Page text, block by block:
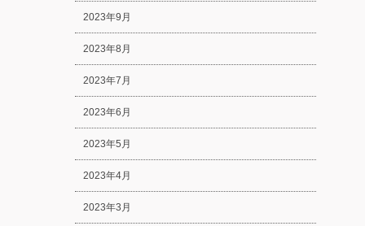
2023年9月
2023年8月
2023年7月
2023年6月
2023年5月
2023年4月
2023年3月